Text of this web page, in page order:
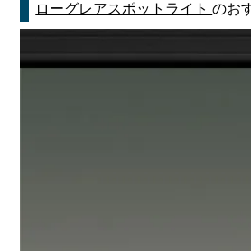
ローグレアスポットライトのお